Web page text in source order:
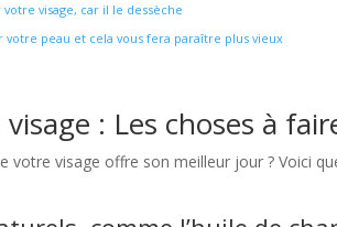
votre visage, car il le dessèche
votre peau et cela vous fera paraître plus vieux
: Les choses à
votre visage offre son meilleur jour ? Voici